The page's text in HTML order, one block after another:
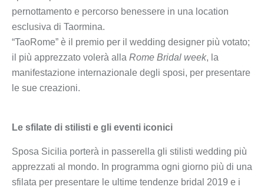
pernottamento e percorso benessere in una location
esclusiva di Taormina.
“TaoRome” è il premio per il wedding designer più votato;
il più apprezzato volerà alla Rome Bridal week, la
manifestazione internazionale degli sposi, per presentare
le sue creazioni.
Le sfilate di stilisti e gli eventi iconici
Sposa Sicilia porterà in passerella gli stilisti wedding più
apprezzati al mondo. In programma ogni giorno più di una
sfilata per presentare le ultime tendenze bridal 2019 e i